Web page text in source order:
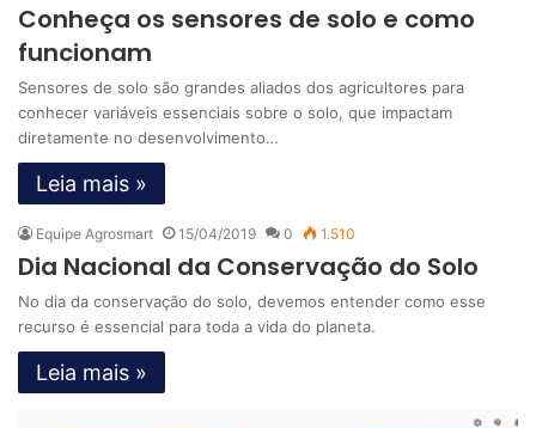
Conheça os sensores de solo e como
funcionam
Sensores de solo são grandes aliados dos agricultores para
conhecer variáveis essenciais sobre o solo, que impactam
diretamente no desenvolvimento…
Leia mais »
Equipe Agrosmart 15/04/2019 0 1.510
Dia Nacional da Conservação do Solo
No dia da conservação do solo, devemos entender como esse
recurso é essencial para toda a vida do planeta.
Leia mais »